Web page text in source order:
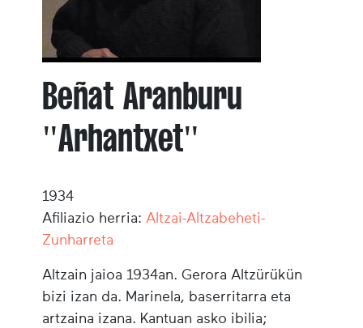
Beñat Aranburu
"Arhantxet"
1934
Afiliazio herria: Altzai-Altzabeheti-
Zunharreta
Altzain jaioa 1934an. Gerora Altzürükün
bizi izan da. Marinela, baserritarra eta
artzaina izana. Kantuan asko ibilia;